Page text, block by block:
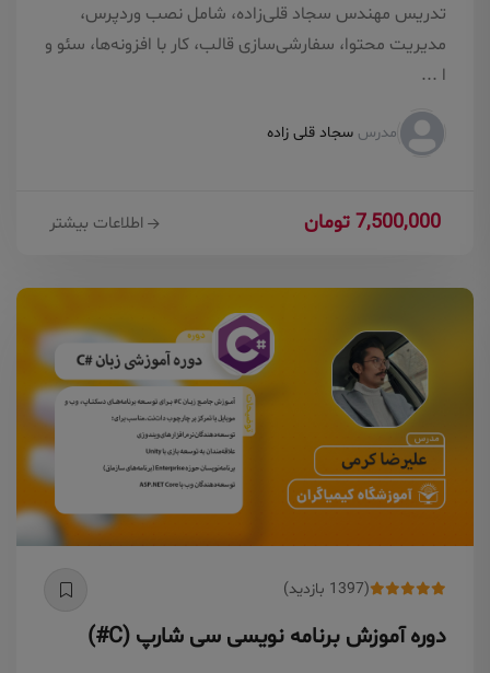
تدریس مهندس سجاد قلی‌زاده، شامل نصب وردپرس،
مدیریت محتوا، سفارشی‌سازی قالب، کار با افزونه‌ها، سئو و
ا ...
مدرس سجاد قلی زاده
7,500,000 تومان اطلاعات بیشتر
(1397 بازدید)
دوره آموزش برنامه نویسی سی شارپ (C#)